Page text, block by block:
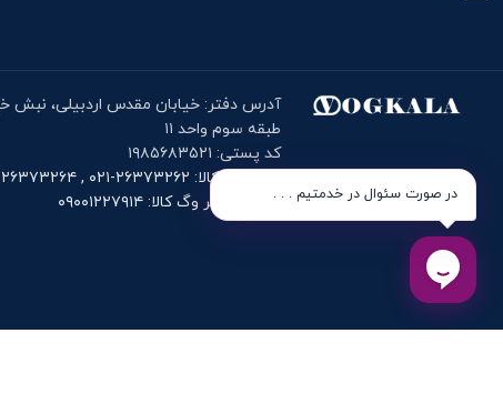
طبقه سوم واحد ۱۱
کد پستی: ۱۹۸۵۶۸۳۵۲۱
تلفن وگ کالا: ۲۶۳۷۳۲۶۲-۰۲۱ , ۲۶۳۷۳۲۶۴-۰۲۱
موبایل دفتر وگ کالا: ۰۹۰۰۱۲۲۷۹۱۴در صورت سئوال در خدمتیم . . .